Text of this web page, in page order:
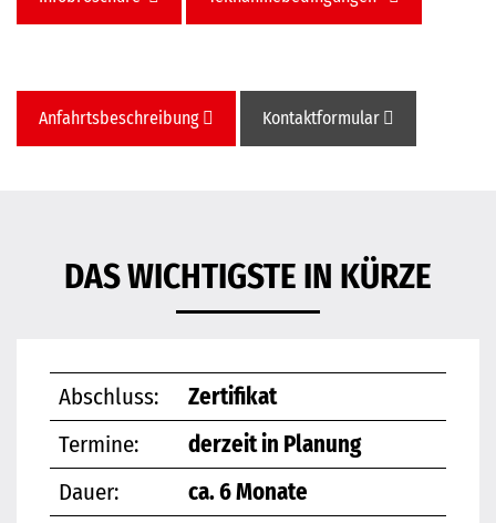
Anfahrtsbeschreibung Kontaktformular
DAS WICHTIGSTE IN KÜRZE
Abschluss:
Zertifikat
Termine:
derzeit in Planung
Dauer:
ca. 6 Monate